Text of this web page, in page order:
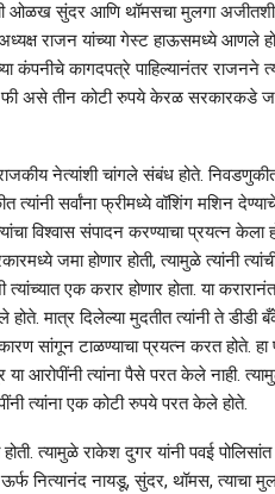
ओळख सुंदर आणि थॉमसचा मुलगा अजीतशी
राजन यांच्या गेस्ट हाऊसमध्ये आणले
कंपनीचे कागदपत्रे पाहिल्यानंतर राजनने
फी असे तीन कोटी रुपये केरळ सरकारकडे
नेत्यांशी चांगले संबंध होते. निवडणुकीत
त्यांनी सर्वांना फ्रीमध्ये वॉशिंग मशिन
विश्‍वास संपादन करण्याचा प्रयत्न केला
जमा होणार होती, त्यामुळे त्यांनी
एक करार होणार होता. या
मात्र दिलेल्या मुदतीत त्यांनी ते डीडी
सांगून टाळण्याचा प्रयत्न करत होते.
या आरोपींनी त्यांना पैसे परत केले नाही.
त्यांना एक कोटी रुपये परत केले होते.
त्यामुळे राकेश दुगर यांनी पवई पोलिसांत
नित्यानंद नायडू, सुंदर, थॉमस, त्याचा